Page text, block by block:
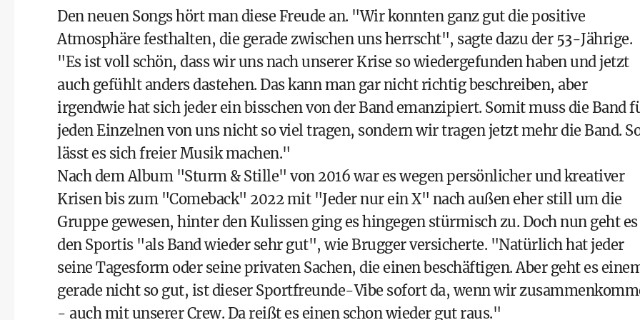
Den neuen Songs hört man diese Freude an. "Wir konnten ganz gut die positive
Atmosphäre festhalten, die gerade zwischen uns herrscht", sagte dazu der 53-Jährige.
"Es ist voll schön, dass wir uns nach unserer Krise so wiedergefunden haben und jetzt
auch gefühlt anders dastehen. Das kann man gar nicht richtig beschreiben, aber
irgendwie hat sich jeder ein bisschen von der Band emanzipiert. Somit muss die Band
jeden Einzelnen von uns nicht so viel tragen, sondern wir tragen jetzt mehr die Band.
lässt es sich freier Musik machen."
Nach dem Album "Sturm & Stille" von 2016 war es wegen persönlicher und kreativer
Krisen bis zum "Comeback" 2022 mit "Jeder nur ein X" nach außen eher still um die
Gruppe gewesen, hinter den Kulissen ging es hingegen stürmisch zu. Doch nun geht es
den Sportis "als Band wieder sehr gut", wie Brugger versicherte. "Natürlich hat jeder
seine Tagesform oder seine privaten Sachen, die einen beschäftigen. Aber geht es
gerade nicht so gut, ist dieser Sportfreunde-Vibe sofort da, wenn wir
- auch mit unserer Crew. Da reißt es einen schon wieder gut raus."